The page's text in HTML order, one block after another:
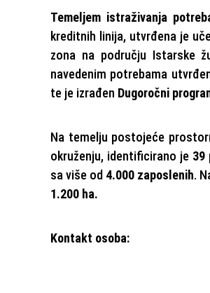
Temeljem istraživanja
kreditnih linija, utvrđena je
zona na području Istarske
navedenim potrebama
te je izrađen Dugoročni
Na temelju postojeće
okruženju, identificirano je 39
sa više od 4.000 zaposlenih.
1.200 ha.
Kontakt osoba: